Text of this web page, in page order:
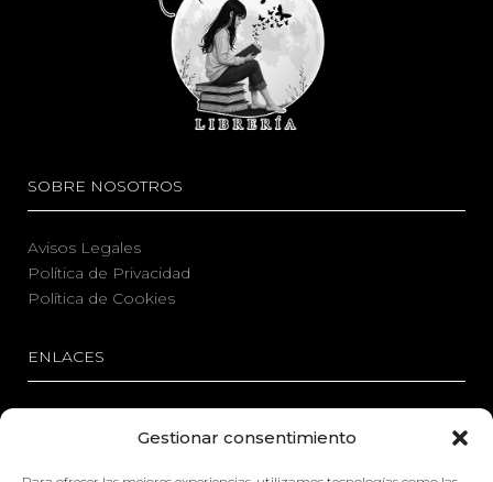
Gestionar consentimiento
SOBRE NOSOTROS
Avisos Legales
Política de Privacidad
Política de Cookies
ENLACES